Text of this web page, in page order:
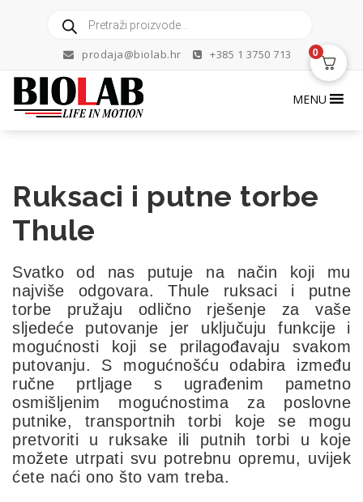
search
prodaja@biolab.hr +385 1 3750 713
MENU
Ruksaci i putne torbe
Thule
Svatko od nas putuje na način koji mu
najviše odgovara. Thule ruksaci i putne
torbe pružaju odlično rješenje za vaše
sljedeće putovanje jer uključuju funkcije i
mogućnosti koji se prilagođavaju svakom
putovanju. S mogućnošću odabira između
ručne prtljage s ugrađenim pametno
osmišljenim mogućnostima za poslovne
putnike, transportnih torbi koje se mogu
pretvoriti u ruksake ili putnih torbi u koje
možete utrpati svu potrebnu opremu, uvijek
ćete naći ono što vam treba.
0